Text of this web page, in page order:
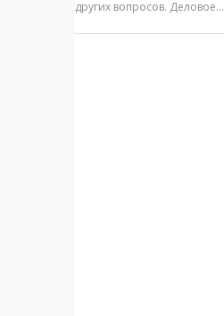
других вопросов. Деловое…